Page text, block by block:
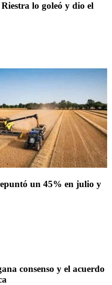
lo goleó y dio el
un 45% en julio y
consenso y el acuerdo